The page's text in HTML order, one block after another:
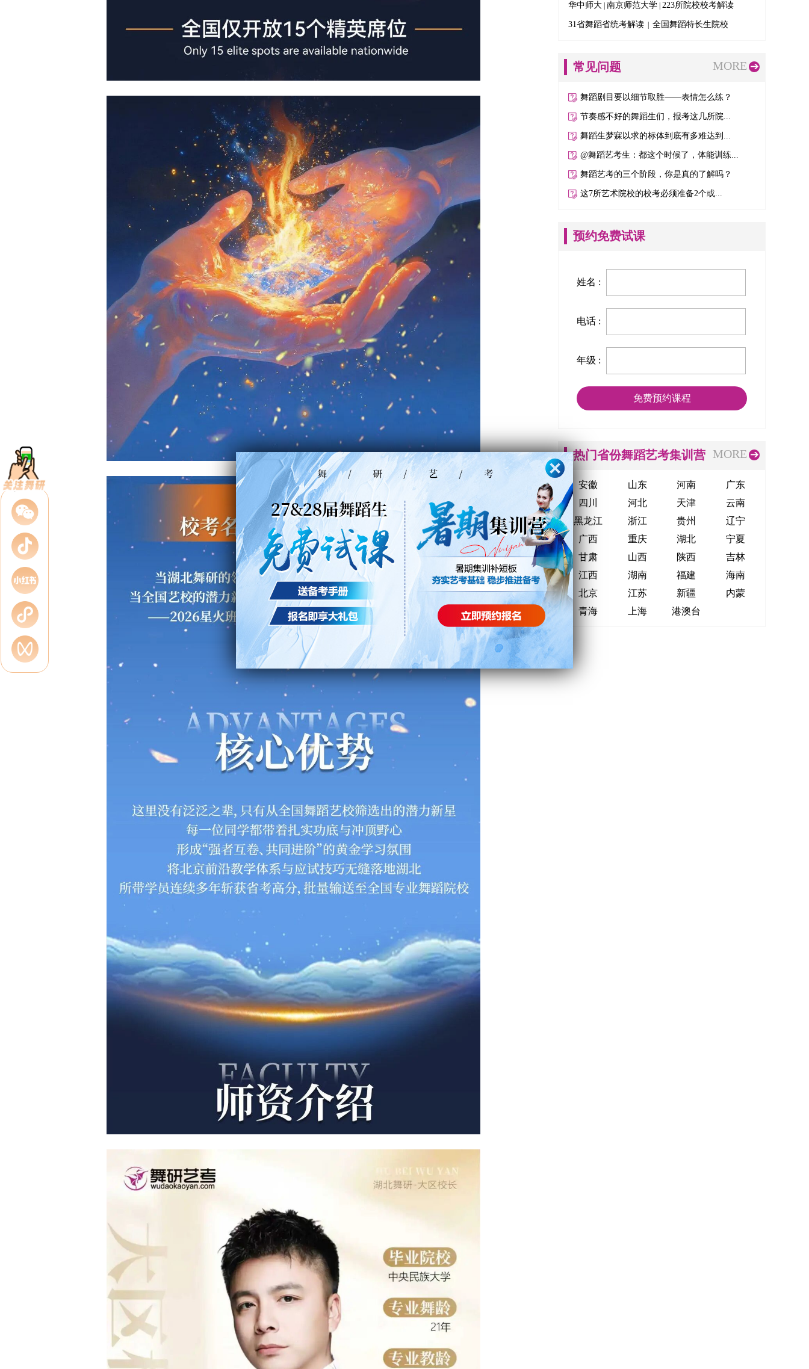
华中师大 南京师范大学 223所院校校考解读
31省舞蹈省统考解读 全国舞蹈特长生院校
常见问题 MORE
舞蹈剧目要以细节取胜——表情怎么练？
节奏感不好的舞蹈生们，报考这几所院...
舞蹈生梦寐以求的标体到底有多难达到...
@舞蹈艺考生：都这个时候了，体能训练...
舞蹈艺考的三个阶段，你是真的了解吗？
这7所艺术院校的校考必须准备2个或...
预约免费试课
姓名 :
电话 :
年级 :
热门省份舞蹈艺考集训营 MORE
安徽 山东 河南
广东
四川
河北 天津
云南
黑龙江
浙江 贵州
辽宁
广西
重庆 湖北
宁夏
甘肃
山西 陕西
吉林
江西
湖南 福建
海南
北京
江苏 新疆
内蒙
青海
上海 港澳台